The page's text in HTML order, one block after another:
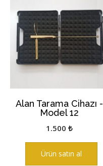
Alan Tarama Cihazı -
Model 12
1.500₺
Ürün satın al